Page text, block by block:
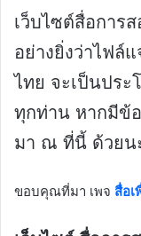
เว็บไซต์สื่อการ
อย่างยิ่งว่าไฟล์
ไทย จะเป็นปร
ทุกท่าน หากมีข้
มา ณ ที่นี้ ด้วยน
ขอบคุณที่มา เพจ สื่อเ